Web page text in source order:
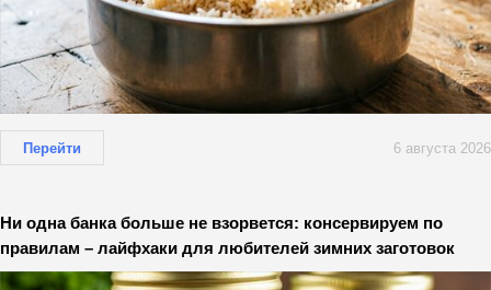
Перейти 6 августа 2026
Ни одна банка больше не взорвется: консервируем по
правилам – лайфхаки для любителей зимних заготовок